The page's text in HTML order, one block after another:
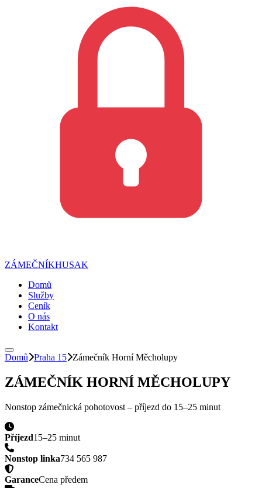
ZÁMEČNÍKHUSAK
Domů
Služby
Ceník
O nás
Kontakt
Domů Praha 15 Zámečník Horní Měcholupy
ZÁMEČNÍK HORNÍ MĚCHOLUPY
Nonstop zámečnická pohotovost – příjezd do 15–25 minut
Příjezd15–25 minut
Nonstop linka734 565 987
GaranceCena předem